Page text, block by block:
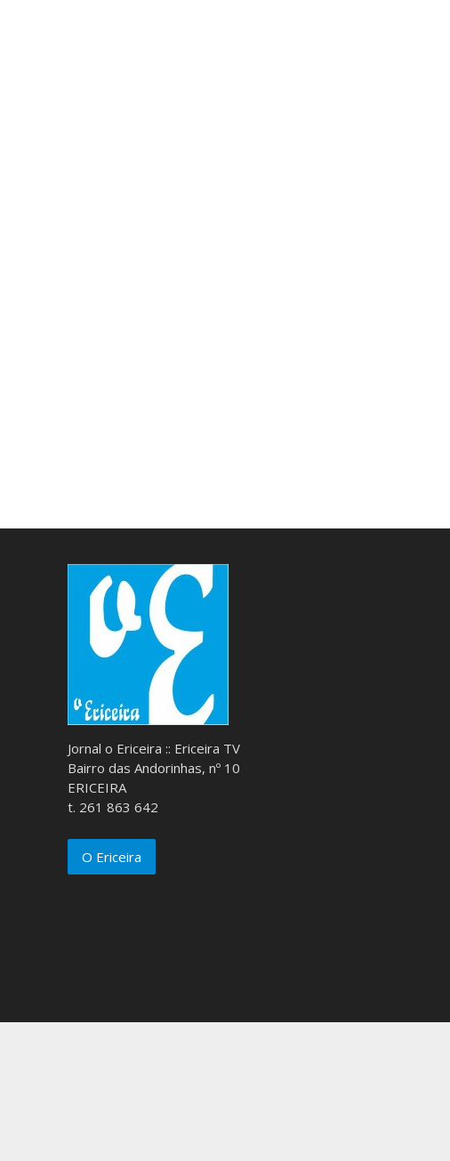
Jornal o Ericeira :: Ericeira TV
Bairro das Andorinhas, nº 10
ERICEIRA
t. 261 863 642
O Ericeira